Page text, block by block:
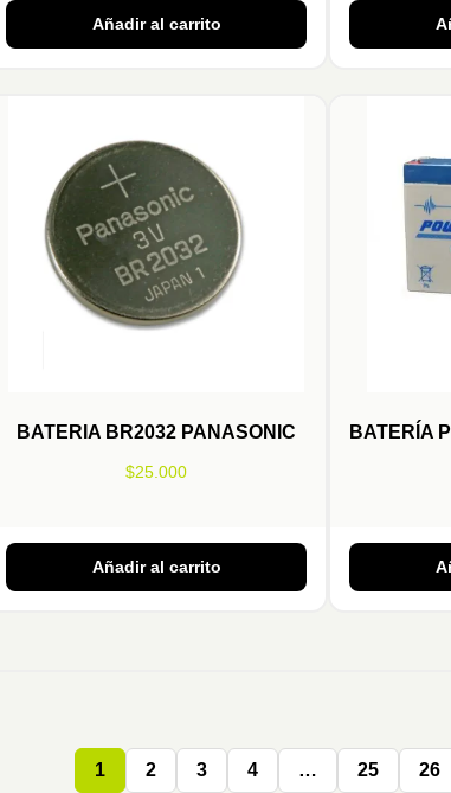
Añadir al carrito
BATERIA BR2032 PANASONIC
$25.000
Añadir al carrito
BATERÍA
1 2 3 4 … 25 26